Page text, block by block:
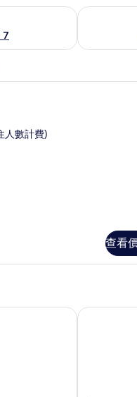
7
供應情況 查看明天 (8
雙人房 (201 301) | 書桌、
人數計費)
查看
宅屋 - 船帆石